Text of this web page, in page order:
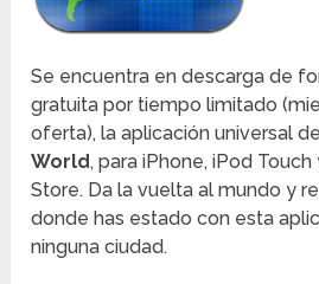
Se encuentra en descarga de
gratuita por tiempo limitado
oferta), la aplicación universal
World, para iPhone, iPod
Store. Da la vuelta al mundo y
donde has estado con esta
ninguna ciudad.